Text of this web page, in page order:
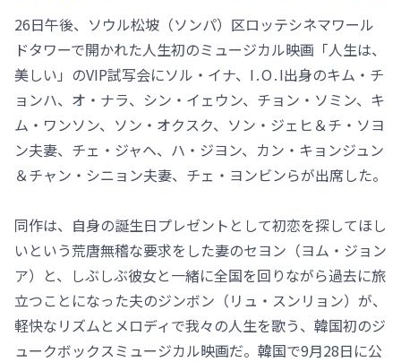
26日午後、ソウル松坡（ソンパ）区ロッテシネマワール
ドタワーで開かれた人生初のミュージカル映画「人生は、
美しい」のVIP試写会にソル・イナ、I․O․I出身のキム・チ
ョンハ、オ・ナラ、シン・イェウン、チョン・ソミン、キ
ム・ワンソン、ソン・オクスク、ソン・ジェヒ＆チ・ソヨ
ン夫妻、チェ・ジャヘ、ハ・ジヨン、カン・キョンジュン
＆チャン・シニョン夫妻、チェ・ヨンビンらが出席した。
同作は、自身の誕生日プレゼントとして初恋を探してほし
いという荒唐無稽な要求をした妻のセヨン（ヨム・ジョン
ア）と、しぶしぶ彼女と一緒に全国を回りながら過去に旅
立つことになった夫のジンボン（リュ・スンリョン）が、
軽快なリズムとメロディで我々の人生を歌う、韓国初のジ
ュークボックスミュージカル映画だ。韓国で9月28日に公